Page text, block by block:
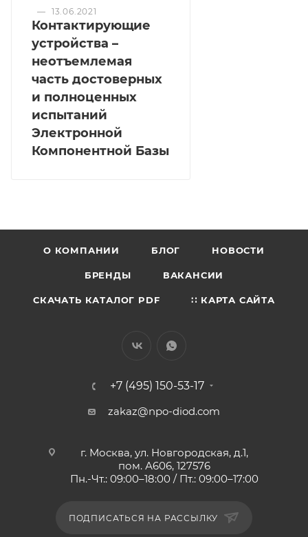
— 13.06.2021
Контактирующие
устройства –
неотъемлемая
часть достоверных
и полноценных
испытаний
Электронной
Компонентной Базы
О КОМПАНИИ БЛОГ НОВОСТИ
БРЕНДЫ ВАКАНСИИ
СКАЧАТЬ КАТАЛОГ PDF ∷ КАРТА САЙТА
+7 (495) 150-53-17
zakaz@npo-diod.com
г. Москва, ул. Новгородская, д.1,
пом. А606, 127576
Пн.-Чт.: 09:00–18:00 / Пт.: 09:00–17:00
ПОДПИСАТЬСЯ НА РАССЫЛКУ